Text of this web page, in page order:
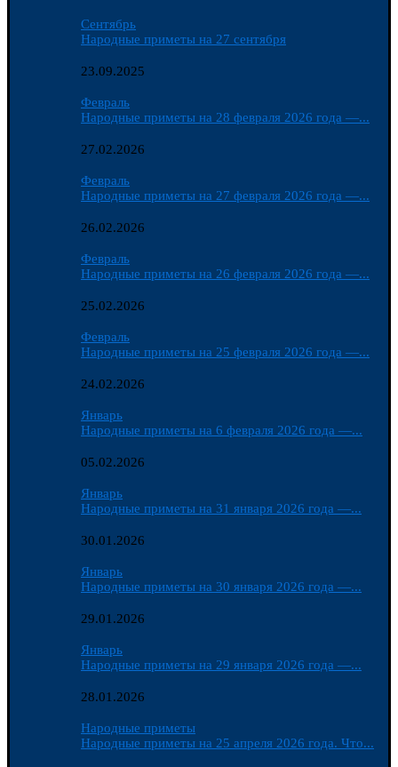
Сентябрь
Народные приметы на 27 сентября
23.09.2025
Февраль
Народные приметы на 28 февраля 2026 года —...
27.02.2026
Февраль
Народные приметы на 27 февраля 2026 года —...
26.02.2026
Февраль
Народные приметы на 26 февраля 2026 года —...
25.02.2026
Февраль
Народные приметы на 25 февраля 2026 года —...
24.02.2026
Январь
Народные приметы на 6 февраля 2026 года —...
05.02.2026
Январь
Народные приметы на 31 января 2026 года —...
30.01.2026
Январь
Народные приметы на 30 января 2026 года —...
29.01.2026
Январь
Народные приметы на 29 января 2026 года —...
28.01.2026
Народные приметы
Народные приметы на 25 апреля 2026 года. Что...